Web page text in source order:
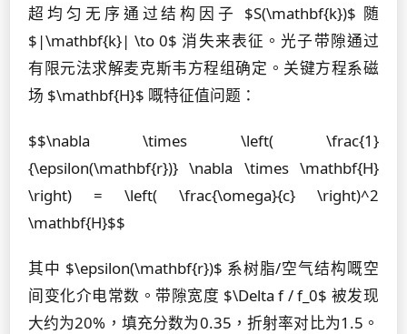
超均匀无序通过结构因子 $S(\mathbf{k})$ 随
$|\mathbf{k}| \to 0$ 消失来表征。光子带隙通过
有限元法求解麦克斯韦方程组确定。关键方程系磁
场 $\mathbf{H}$ 嘅特征值问题：
$$\nabla \times \left( \frac{1}
{\epsilon(\mathbf{r})} \nabla \times \mathbf{H}
\right) = \left( \frac{\omega}{c} \right)^2
\mathbf{H}$$
其中 $\epsilon(\mathbf{r})$ 系树脂/空气结构嘅空
间变化介电常数。带隙宽度 $\Delta f / f_0$ 被发现
大约为20%，填充分数为0.35，折射率对比为1.5。